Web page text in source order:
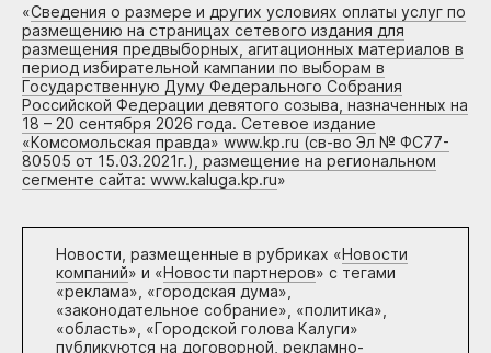
«Сведения о размере и других условиях оплаты услуг по
размещению на страницах сетевого издания для
размещения предвыборных, агитационных материалов в
период избирательной кампании по выборам в
Государственную Думу Федерального Собрания
Российской Федерации девятого созыва, назначенных на
18 – 20 сентября 2026 года. Сетевое издание
«Комсомольская правда» www.kp.ru (св-во Эл № ФС77-
80505 от 15.03.2021г.), размещение на региональном
сегменте сайта: www.kaluga.kp.ru»
Новости, размещенные в рубриках «Новости
компаний» и «Новости партнеров» с тегами
«реклама», «городская дума»,
«законодательное собрание», «политика»,
«область», «Городской голова Калуги»
публикуются на договорной, рекламно-